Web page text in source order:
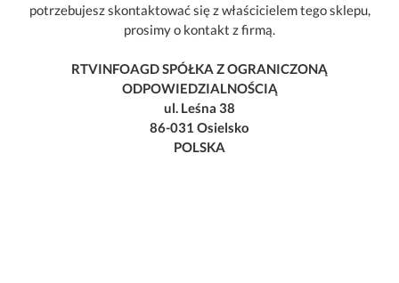
potrzebujesz skontaktować się z właścicielem tego sklepu,
prosimy o kontakt z firmą.
RTVINFOAGD SPÓŁKA Z OGRANICZONĄ
ODPOWIEDZIALNOŚCIĄ
ul. Leśna 38
86-031 Osielsko
POLSKA